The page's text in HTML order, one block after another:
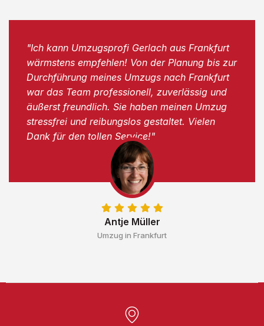
Antje Müller
Umzug in Frankfurt
"Ich kann Umzugsprofi Gerlach aus Frankfurt
wärmstens empfehlen! Von der Planung bis zur
Durchführung meines Umzugs nach Frankfurt
war das Team professionell, zuverlässig und
äußerst freundlich. Sie haben meinen Umzug
stressfrei und reibungslos gestaltet. Vielen
Dank für den tollen Service!"